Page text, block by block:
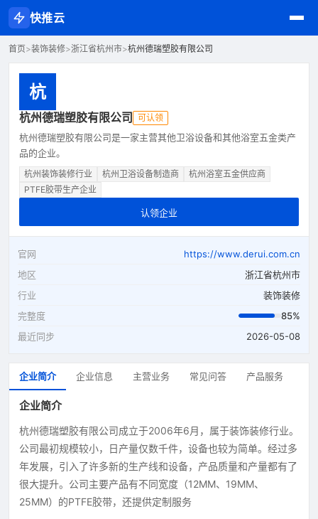
快推云
首页>装饰装修>浙江省杭州市>杭州德瑞塑胶有限公司
杭
杭州德瑞塑胶有限公司 可认领
杭州德瑞塑胶有限公司是一家主营其他卫浴设备和其他浴室五金类产
品的企业。
杭州装饰装修行业 杭州卫浴设备制造商
杭州浴室五金供应商
PTFE胶带生产企业
认领企业
官网
https://www.derui.com.cn
地区
浙江省杭州市
行业
装饰装修
完整度
85%
最近同步
2026-05-08
企业简介 企业信息 主营业务 常见问答 产品服务
企业简介
杭州德瑞塑胶有限公司成立于2006年6月，属于装饰装修行业。
公司最初规模较小，日产量仅数千件，设备也较为简单。经过多
年发展，引入了许多新的生产线和设备，产品质量和产量都有了
很大提升。公司主要产品有不同宽度（12MM、19MM、
25MM）的PTFE胶带，还提供定制服务